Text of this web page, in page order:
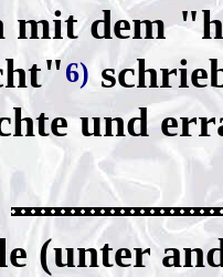
mit dem
6)
und
(unter